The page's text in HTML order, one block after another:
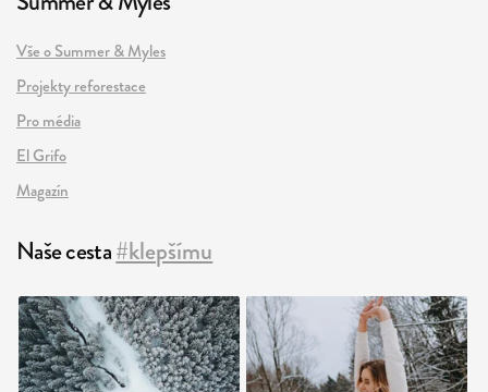
Vše o Summer & Myles
Projekty reforestace
Pro média
El Grifo
Magazín
Naše cesta#klepšímu